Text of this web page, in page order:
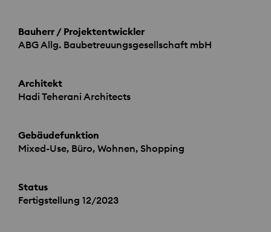
Bauherr / Projektentwickler
ABGAllg. Baubetreuungsgesellschaft mbH
Architekt
Hadi Teherani Architects
Gebäudefunktion
Mixed-Use, Büro, Wohnen, Shopping
Status
Fertigstellung 12/2023